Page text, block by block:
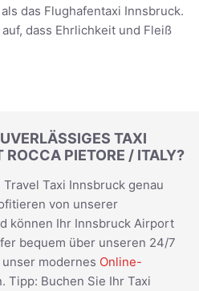
das Flughafentaxi Innsbruck.
dass Ehrlichkeit und Fleiß
TAXI
ROCCA PIETORE / ITALY?
Taxi Innsbruck genau
von unserer
können Ihr Innsbruck Airport
bequem über unseren 24/7
modernes Online-
Tipp: Buchen Sie Ihr Taxi